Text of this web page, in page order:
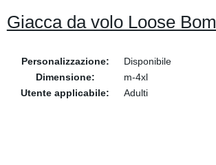
Giacca da volo Loose
Personalizzazione:
Disponibile
Dimensione:
m-4xl
Utente applicabile:
Adulti